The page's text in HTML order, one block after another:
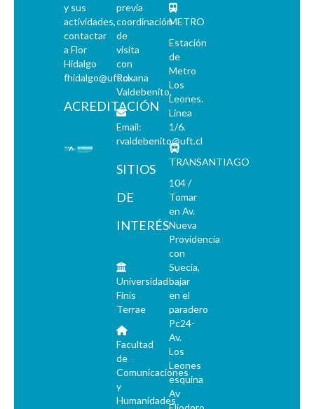
y sus
actividades,
contactar
a Flor
Hidalgo
fhidalgo@uft.cl
ACREDITACIÓN
previa
coordinación
de
visita
con
Roxana
Valdebenito.
Email:
rvaldebenito@uft.cl
SITIOS
DE
INTERÉS
Universidad
Finis
Terrae
Facultad
de
Comunicaciones
y
Humanidades
METRO
Estación
de
Metro
Los
Leones.
Línea
1/6.
TRANSANTIAGO
104 /
Tomar
en Av.
Nueva
Providencia
con
Suecia,
bajar
en el
paradero
Pc24-
Av.
Los
Leones
esquina
Av